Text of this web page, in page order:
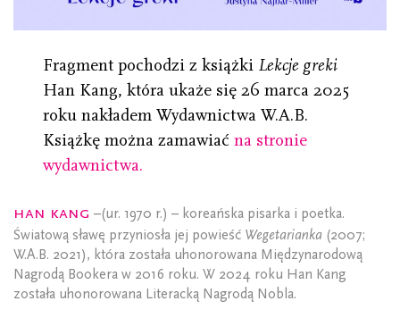
Fragment pochodzi z książki Lekcje greki
Han Kang, która ukaże się 26 marca 2025
roku nakładem Wydawnictwa W.A.B.
Książkę można zamawiać na stronie
wydawnictwa.
Han Kang –(ur. 1970 r.) – koreańska pisarka i poetka.
Światową sławę przyniosła jej powieść Wegetarianka (2007;
W.A.B. 2021), która została uhonorowana Międzynarodową
Nagrodą Bookera w 2016 roku. W 2024 roku Han Kang
została uhonorowana Literacką Nagrodą Nobla.